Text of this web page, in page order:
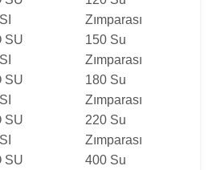
Zımparası
SU
150 Su
Zımparası
SU
180 Su
Zımparası
SU
220 Su
Zımparası
SU
400 Su